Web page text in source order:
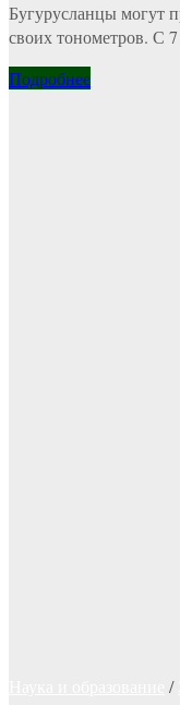
Бугурусланцы могут
своих тонометров. С
Подробнее
/